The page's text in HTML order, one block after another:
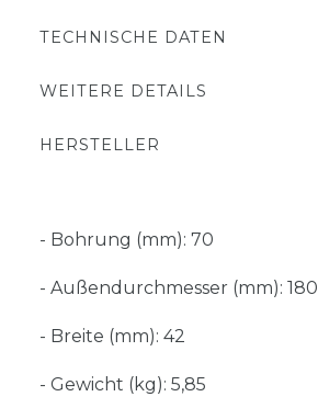
TECHNISCHE DATEN
WEITERE DETAILS
HERSTELLER
- Bohrung (mm): 70
- Außendurchmesser (mm): 180
- Breite (mm): 42
- Gewicht (kg): 5,85